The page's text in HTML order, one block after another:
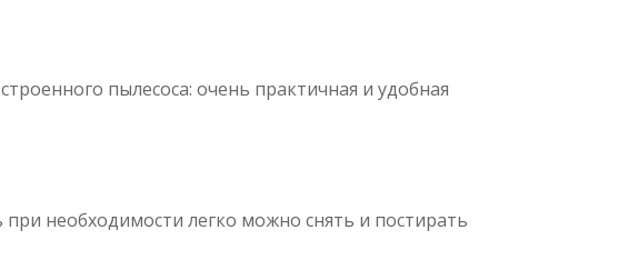
пылесоса: очень практичная и удобная
необходимости легко можно снять и постирать